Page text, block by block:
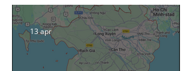
Roemenie
13 apr